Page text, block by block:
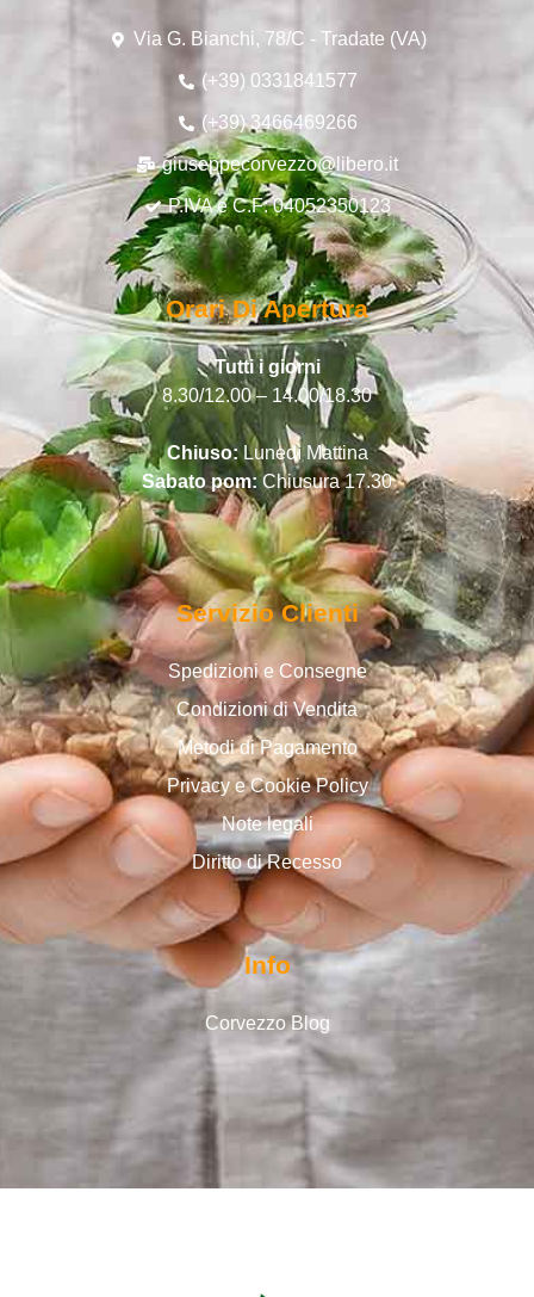
Via G. Bianchi, 78/C - Tradate (VA)
(+39) 0331841577
(+39) 3466469266
giuseppecorvezzo@libero.it
P.IVA e C.F: 04052350123
Orari Di Apertura
Tutti i giorni
8.30/12.00 – 14.00/18.30
Chiuso:Lunedì Mattina
Sabato pom:Chiusura 17.30
Servizio Clienti
Spedizioni e Consegne
Condizioni di Vendita
Metodi di Pagamento
Privacy e Cookie Policy
Note legali
Diritto di Recesso
Info
Corvezzo Blog